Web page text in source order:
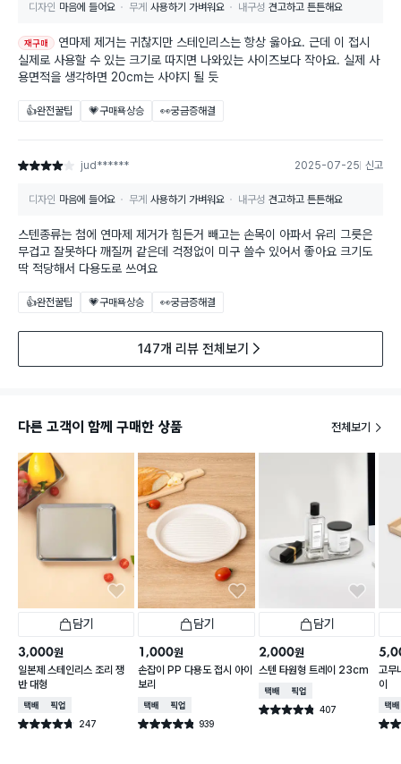
디자인 마음에 들어요 무게 사용하기 가벼워요 내구성 견고하고 튼튼해요
재구매
연마제 제거는 귀찮지만 스테인리스는 항상 옳아요. 근데 이 접시
실제로 사용할 수 있는 크기로 따지면 나와있는 사이즈보다 작아요. 실제 사
용면적을 생각하면 20cm는 사야지 될 듯
👍완전꿀팁 💗구매욕상승 👀궁금증해결
별점 4점 jud****** 2025-07-25 신고
디자인 마음에 들어요 무게 사용하기 가벼워요 내구성 견고하고 튼튼해요
스텐종류는 첨에 연마제 제거가 힘든거 빼고는 손목이 아파서 유리 그릇은
무겁고 잘못하다 깨질꺼 같은데 걱정없이 미구 쓸수 있어서 좋아요 크기도
딱 적당해서 다용도로 쓰여요
👍완전꿀팁 💗구매욕상승 👀궁금증해결
147개 리뷰 전체보기
다른 고객이 함께 구매한 상품 전체보기
담기
3,000원
일본제 스테인리스 조리 쟁
반 대형
택배배송매장픽업
별점 4.7점 247
건 작성
담기
1,000원
손잡이 PP 다용도 접시 아이
보리
택배배송매장픽업
별점 4.8점 939
건 작성
담기
2,000원
스텐 타원형 트레이 23cm
택배배송매장픽업
별점 4.8점 407
건 작성
고무
이
택배
별점